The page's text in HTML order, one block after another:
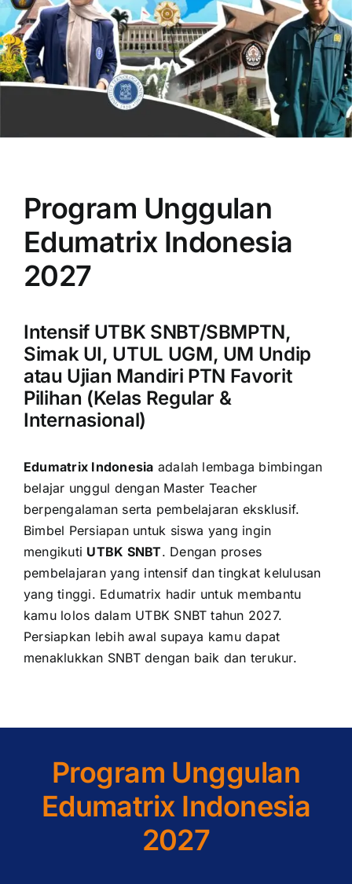
OUR PROGRAM
CONTACT US
Program Unggulan
Edumatrix Indonesia
2027
Intensif UTBK SNBT/SBMPTN,
Simak UI, UTUL UGM, UM Undip
atau Ujian Mandiri PTN Favorit
Pilihan (Kelas Regular &
Internasional)
Edumatrix Indonesia adalah lembaga bimbingan
belajar unggul dengan Master Teacher
berpengalaman serta pembelajaran eksklusif.
Bimbel Persiapan untuk siswa yang ingin
mengikuti UTBK SNBT. Dengan proses
pembelajaran yang intensif dan tingkat kelulusan
yang tinggi. Edumatrix hadir untuk membantu
kamu lolos dalam UTBK SNBT tahun 2027.
Persiapkan lebih awal supaya kamu dapat
menaklukkan SNBT dengan baik dan terukur.
Program Unggulan
Edumatrix Indonesia
2027